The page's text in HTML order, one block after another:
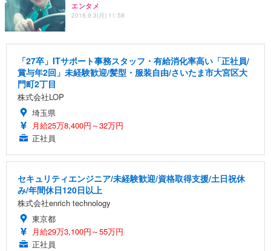
エンタメ
2018.9.3(月) 11:58
「27卒」ITサポート事務スタッフ・有給消化率高い「正社員/
賞与年2回」未経験歓迎/髪型・服装自由/さいたま市大宮区大
門町2丁目
株式会社LOP
埼玉県
月給25万8,400円～32万円
正社員
セキュリティエンジニア/未経験歓迎/資格取得支援/土日祝休
み/年間休日120日以上
株式会社enrich technology
東京都
月給29万3,100円～55万円
正社員